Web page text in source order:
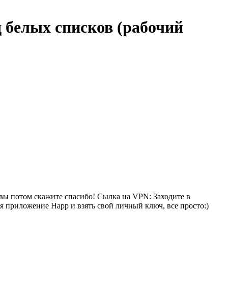
списков (рабочий
потом скажите спасибо! Сылка на VPN: Заходите в
приложение Happ и взять свой личный ключ, все просто:)